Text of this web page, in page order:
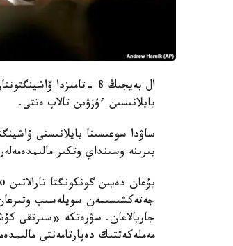
ال بەيجىڭ 8 -تامىزدا
بايلانىسىن ءۇزۋىن تالاپ ەتتى.
ساۋدا سوعىسىنا بايلانىستى
بىرىنە وسىنداي وتكىر
جەتەكشىسىمەن سويلەسىپ
جاريالاعان. سۋرەتكە «سىرتقى
مەملەكەتتىك دەپارتامەنتى